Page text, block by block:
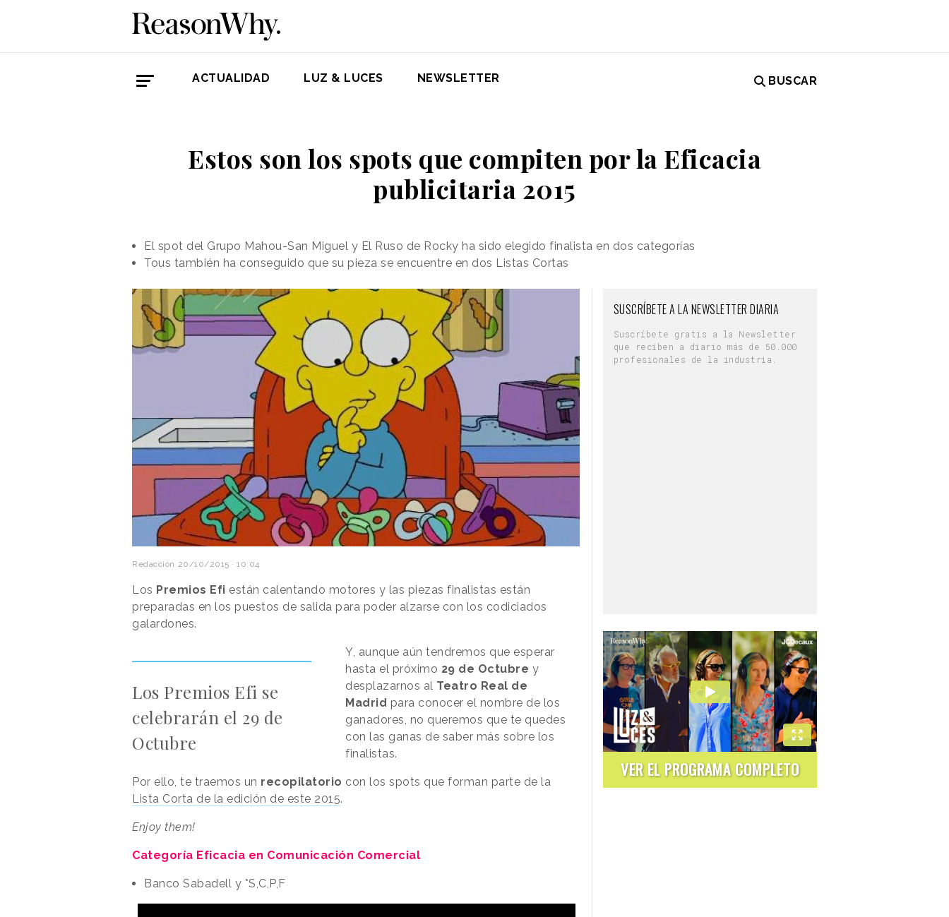
ACTUALIDAD LUZ & LUCES NEWSLETTER BUSCAR
Estos son los spots que compiten por la Eficacia
publicitaria 2015
El spot del Grupo Mahou-San Miguel y El Ruso de Rocky ha sido elegido finalista en dos categorías
Tous también ha conseguido que su pieza se encuentre en dos Listas Cortas
Redacción 20/10/2015 · 10:04
Los Premios Efi están calentando motores y las piezas finalistas están
preparadas en los puestos de salida para poder alzarse con los codiciados
galardones.
Los Premios Efi se
celebrarán el 29 de
Octubre
Y, aunque aún tendremos que esperar
hasta el próximo 29 de Octubre y
desplazarnos al Teatro Real de
Madrid para conocer el nombre de los
ganadores, no queremos que te quedes
con las ganas de saber más sobre los
finalistas.
Por ello, te traemos un recopilatorio con los spots que forman parte de la
Lista Corta de la edición de este 2015.
Enjoy them!
Categoría Eficacia en Comunicación Comercial
Banco Sabadell y *S,C,P,F
SUSCRÍBETE A LA NEWSLETTER DIARIA
Suscríbete gratis a la Newsletter
que reciben a diario más de 50.000
profesionales de la industria.
VER EL PROGRAMA COMPLETO